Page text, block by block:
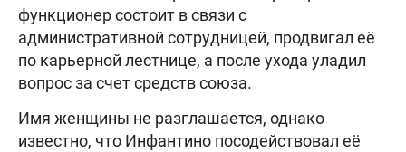
функционер состоит в связи с
административной сотрудницей, продвигал её
по карьерной лестнице, а после ухода уладил
вопрос за счет средств союза.
Имя женщины не разглашается, однако
известно, что Инфантино посодействовал её